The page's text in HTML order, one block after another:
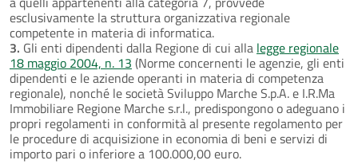
esclusivamente la struttura organizzativa regionale
competente in materia di informatica.
3. Gli enti dipendenti dalla Regione di cui alla legge regionale
18 maggio 2004, n. 13 (Norme concernenti le agenzie, gli enti
dipendenti e le aziende operanti in materia di competenza
regionale), nonché le società Sviluppo Marche S.p.A. e I.R.Ma
Immobiliare Regione Marche s.r.l., predispongono o adeguano i
propri regolamenti in conformità al presente regolamento per
le procedure di acquisizione in economia di beni e servizi di
importo pari o inferiore a 100.000,00 euro.